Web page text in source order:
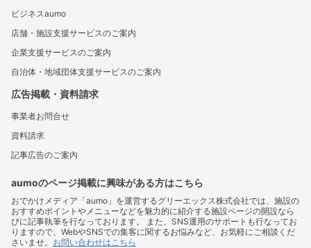
ビジネスaumo
店舗・施設支援サービスのご案内
企業支援サービスのご案内
自治体・地域団体支援サービスのご案内
広告掲載・資料請求
事業者お問合せ
資料請求
記事広告のご案内
aumoのページ掲載に興味がある方はこちら
おでかけメディア「aumo」を運営するグリーエックス株式会社では、施設の
おすすめポイントやメニューなどを魅力的に紹介する施設ページの開設なら
びに記事執筆を行なっております。 また、SNS運用のサポートも行なってお
りますので、WebやSNSでの集客に関するお悩みなど、お気軽にご相談くだ
さいませ。 お問い合わせはこちら